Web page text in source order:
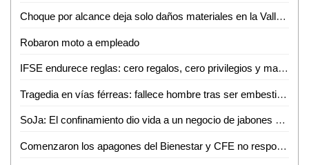
Choque por alcance deja solo daños materiales en la Valles–Tampico
Robaron moto a empleado
IFSE endurece reglas: cero regalos, cero privilegios y mayor control ético en servidores públicos
Tragedia en vías férreas: fallece hombre tras ser embestido por el tren
SoJa: El confinamiento dio vida a un negocio de jabones artesanales en Ciudad Valles
Comenzaron los apagones del Bienestar y CFE no responde en Valles